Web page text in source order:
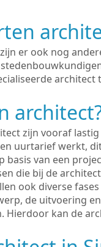
er ook nog
architect
zijn vooraf
uurtarief werkt,
basis van een
die bij de
ook diverse
de uitvoering
Hierdoor kan de